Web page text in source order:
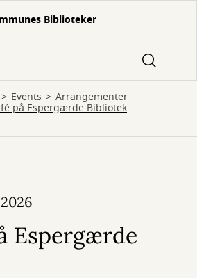
Biblioteker
Events Arrangementer
på Espergærde Bibliotek
Espergærde